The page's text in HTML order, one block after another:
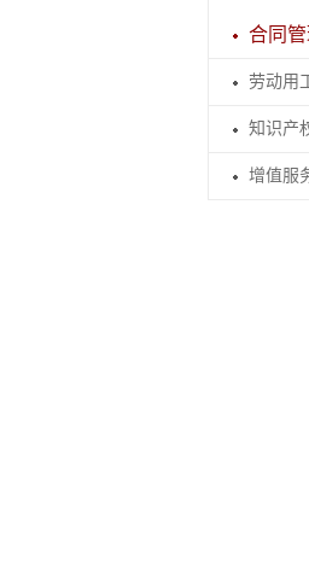
合同
劳动用
知识产
增值服